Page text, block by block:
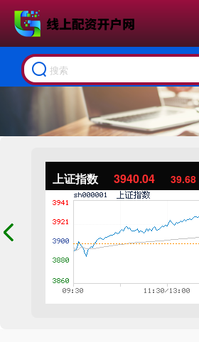
上证指数 3940.04 39.68